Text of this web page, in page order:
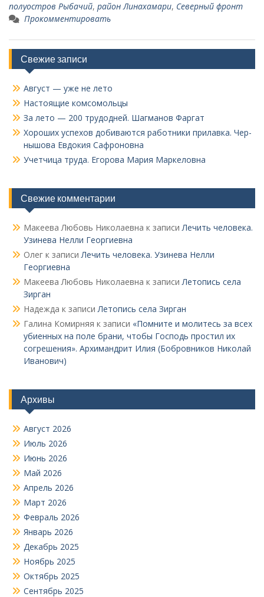
полуостров Рыбачий, район Линахамари, Северный фронт
Прокомментировать
Свежие записи
Август — уже не лето
Настоящие комсомольцы
За лето — 200 трудодней. Шагманов Фаргат
Хороших успехов добиваются работники прилавка. Чер­
нышова Евдокия Сафроновна
Учетчица труда. Его­рова Мария Маркеловна
Свежие комментарии
Макеева Любовь Николаевна к записиЛечить человека.
Узинева Нелли Георгиевна
Олег к записиЛечить человека. Узинева Нелли
Георгиевна
Макеева Любовь Николаевна к записиЛетопись села
Зирган
Надежда к записиЛетопись села Зирган
Галина Комирняя к записи «Помните и молитесь за всех
убиенных на поле брани, чтобы Господь простил их
согрешения». Архимандрит Илия (Бобровников Николай
Иванович)
Архивы
Август 2026
Июль 2026
Июнь 2026
Май 2026
Апрель 2026
Март 2026
Февраль 2026
Январь 2026
Декабрь 2025
Ноябрь 2025
Октябрь 2025
Сентябрь 2025